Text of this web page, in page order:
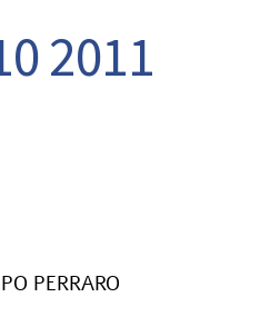
2011
PERRARO